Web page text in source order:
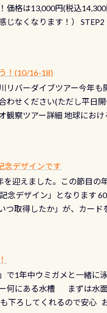
価格は13,000円(税込
じなくなります！）
、使い始めてから水漏れ
ルブは、ドライスーツク
で言うと給気ボタンの
いようにしっかり点検し
れ検査代」が5,500円掛
ツの点検・オーバーホー
けでも出そうと思ってる
！(10/16-18)
リバーダイブツアー今年
わせください(ただし平日
観察ツアー詳細 地球にお
しております 長良川って
または無い川のこと）で
年には「日本の水浴場88
ダイビングを楽しむこと
る箇所などもあり、なか
特別天然記念物「オオサ
オ」です 大きなものでは
の確立で見ることが出来
念デザインです
を迎えました。この節目
念デザイン」となります
つ取得したか」が、カー
事項】※ PADI Freediver、
ィスティンクティブ・ス
も、2027年1月以降に発
めるきっかけは人それぞ
で1年中ウミガメと一緒
何にある水槽 まずは水
下ろしてくれるので安心